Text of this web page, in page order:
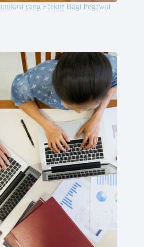
yang Efektif Bagi Pegawai